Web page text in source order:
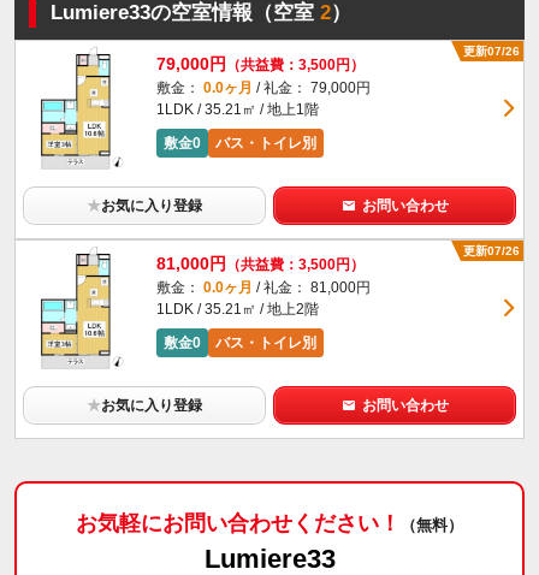
Lumiere33の空室情報（空室2）
更新07/26
79,000円
（共益費：3,500円）
敷金： 0.0ヶ月 / 礼金： 79,000円
1LDK / 35.21㎡ / 地上1階
敷金0
バス・トイレ別
★お気に入り登録 お問い合わせ
更新07/26
81,000円
（共益費：3,500円）
敷金： 0.0ヶ月 / 礼金： 81,000円
1LDK / 35.21㎡ / 地上2階
敷金0
バス・トイレ別
★お気に入り登録 お問い合わせ
お気軽にお問い合わせください！ （無料）
Lumiere33